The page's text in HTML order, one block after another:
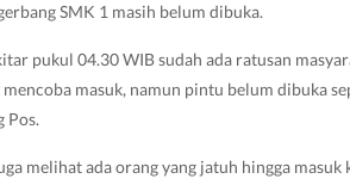
SMK 1 masih belum dibuka.
pukul 04.30 WIB sudah ada ratusan
mencoba masuk, namun pintu belum dibuka
Pos.
melihat ada orang yang jatuh hingga